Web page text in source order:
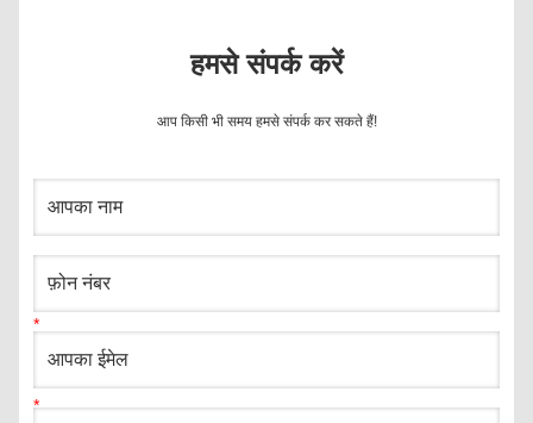
हमसे संपर्क करें
आप किसी भी समय हमसे संपर्क कर सकते हैं!